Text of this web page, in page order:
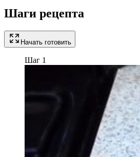
Шаги рецепта
Начать готовить
Шаг 1